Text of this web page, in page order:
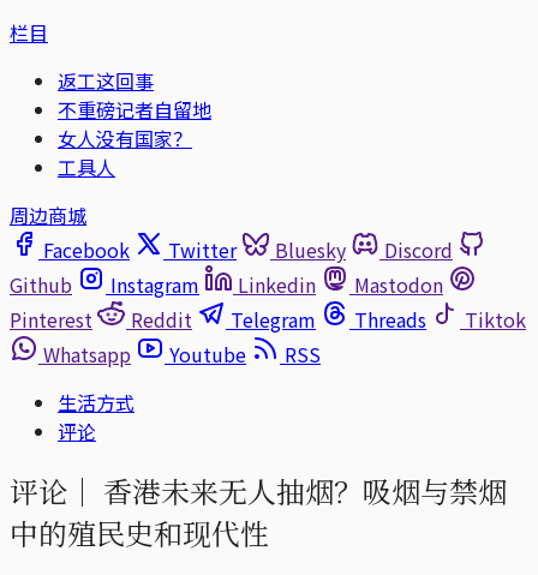
栏目
返工这回事
不重磅记者自留地
女人没有国家？
工具人
周边商城
Facebook
Twitter Bluesky
Discord
Github
Instagram Linkedin
Mastodon
Pinterest
Reddit Telegram Threads
Tiktok
Whatsapp
Youtube
RSS
生活方式
评论
评论｜ 香港未来无人抽烟？吸烟与禁烟
中的殖民史和现代性